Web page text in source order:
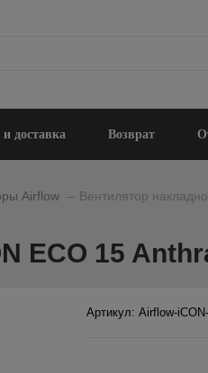
доставка Возврат
Airflow Вентилятор
ECO 15
Артикул: Airflow-